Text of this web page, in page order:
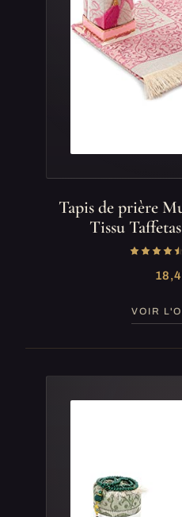
Tapis de prière
Tissu
VOIR